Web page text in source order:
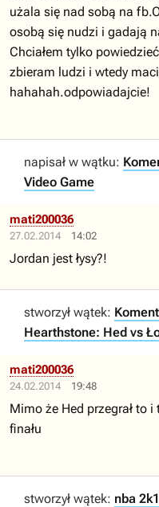
użala się nad sobą na
osobą się nudzi i gadają
Chciałem tylko
zbieram ludzi i wtedy
hahahah.odpowiadajcie!
napisał w wątku:
Video Game
27.02.2014 14:02
mati200036
Jordan jest łysy?!
stworzył wątek:
Hearthstone: Hed vs
24.02.2014 19:48
mati200036
Mimo że Hed przegrał to
finału
stworzył wątek: nba